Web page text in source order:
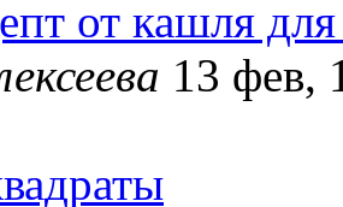
от кашля
13 фев,